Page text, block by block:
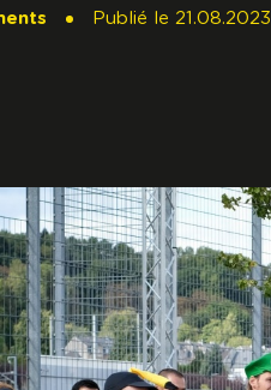
Publié le 21.08.2023